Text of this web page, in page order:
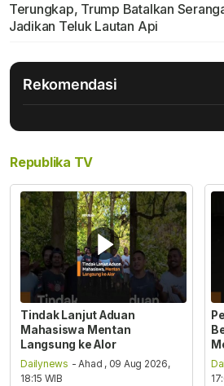
Terungkap, Trump Batalkan
Jadikan Teluk Lautan Api
Rekomendasi
Republika TV
Tindak Lanjut Aduan
Mahasiswa Mentan
Langsung ke Alor
Dailynews - Ahad , 09 Aug 2026,
18:15 WIB